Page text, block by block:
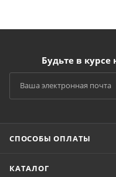
Будьте в
СПОСОБЫ ОПЛАТЫ
КАТАЛОГ